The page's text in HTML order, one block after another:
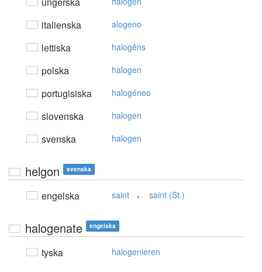
italienska alogeno
lettiska halogēns
polska halogen
portugisiska halogéneo
slovenska halogen
svenska halogen
helgon svenska
engelska saint , saint (St.)
halogenate engelska
tyska halogenieren